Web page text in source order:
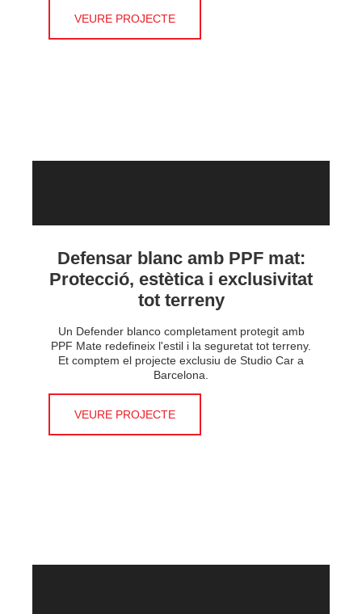
VEURE PROJECTE
Defensar blanc amb PPF mat:
Protecció, estètica i exclusivitat
tot terreny
Un Defender blanco completament protegit amb
PPF Mate redefineix l'estil i la seguretat tot terreny.
Et comptem el projecte exclusiu de Studio Car a
Barcelona.
VEURE PROJECTE